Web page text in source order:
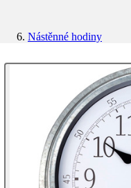
Nástěnné hodiny